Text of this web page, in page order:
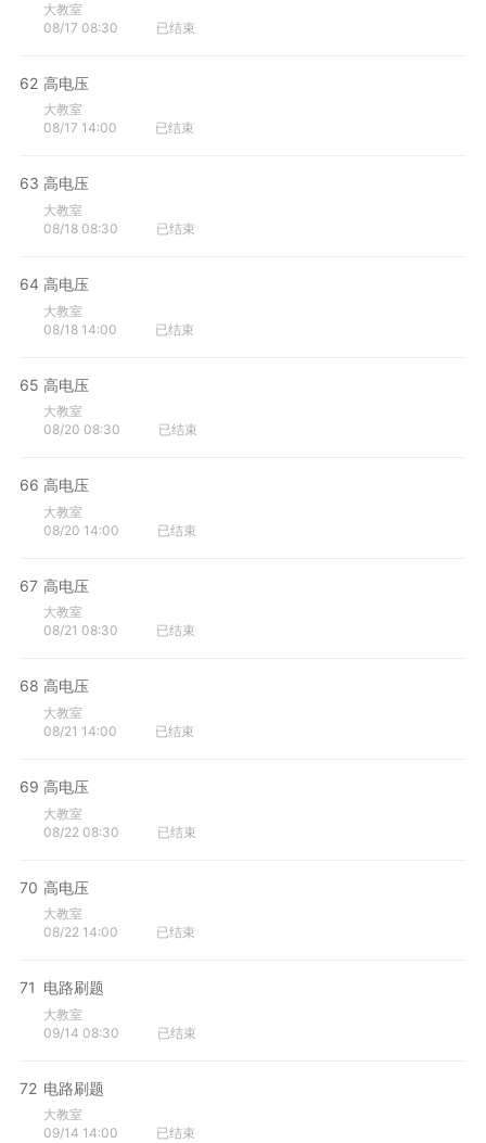
大教室
08/17 08:30
已结束
62 高电压
大教室
08/17 14:00
已结束
63 高电压
大教室
08/18 08:30
已结束
64 高电压
大教室
08/18 14:00
已结束
65 高电压
大教室
08/20 08:30
已结束
66 高电压
大教室
08/20 14:00
已结束
67 高电压
大教室
08/21 08:30
已结束
68 高电压
大教室
08/21 14:00
已结束
69 高电压
大教室
08/22 08:30
已结束
70 高电压
大教室
08/22 14:00
已结束
71 电路刷题
大教室
09/14 08:30
已结束
72 电路刷题
大教室
09/14 14:00
已结束